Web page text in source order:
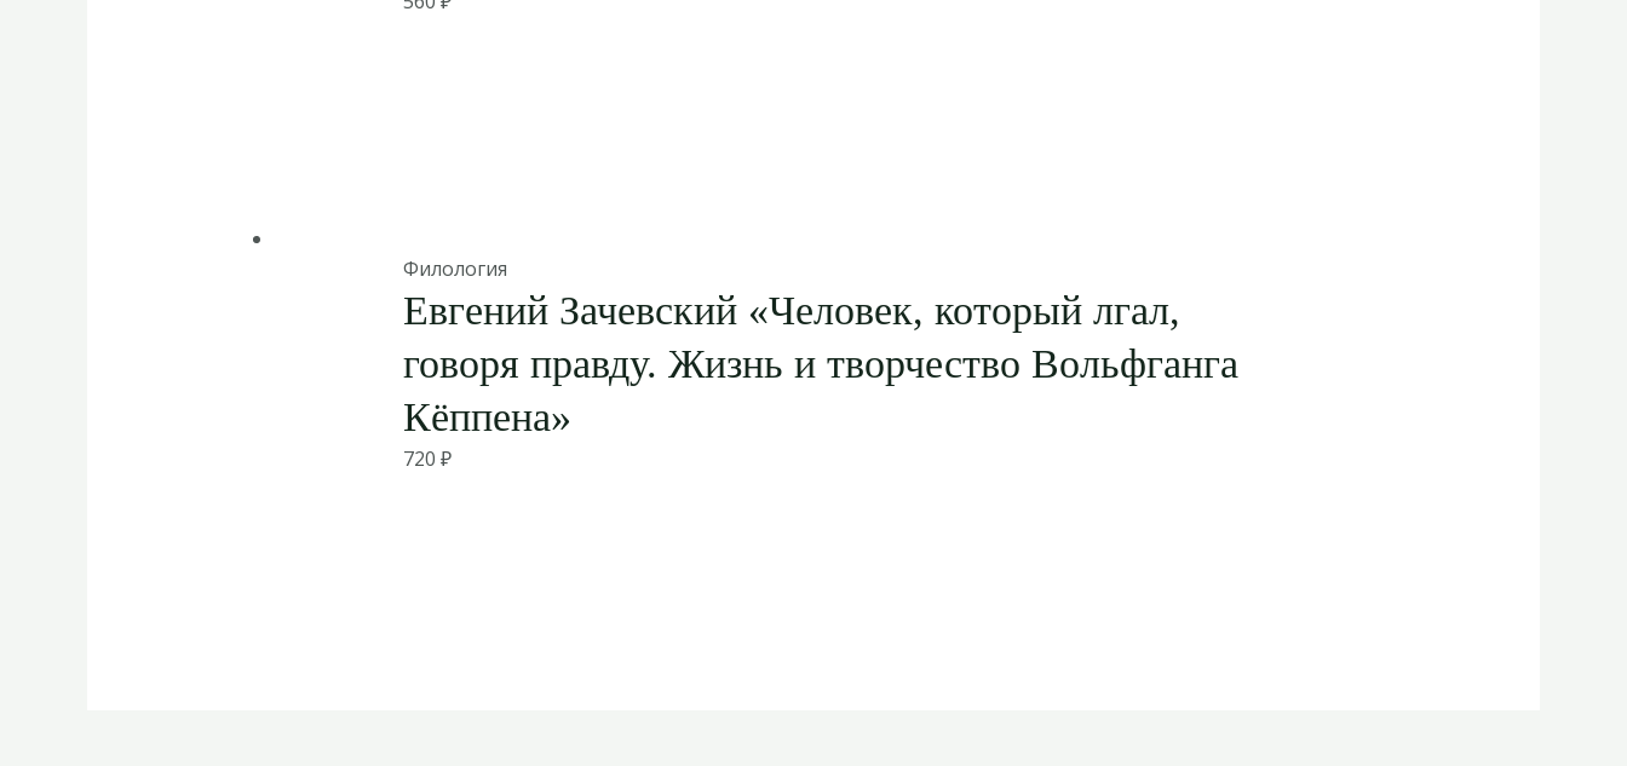
Филология
Евгений Зачевский «Человек, который лгал,
говоря правду. Жизнь и творчество Вольфганга
Кёппена»
720₽